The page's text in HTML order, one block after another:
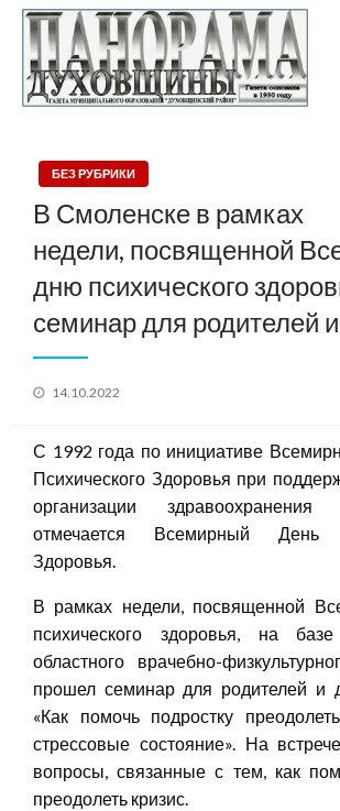
БЕЗ РУБРИКИ
В Смоленске в рамках
недели, посвященной
дню психического
семинар для родителей
Posted
14.10.2022
С 1992 года по инициативе
Психического Здоровья при
организации
отмечается Всемирный День
Здоровья.
В рамках недели, посвященной
психического здоровья, на
областного врачебно-
прошел семинар для родителей и
«Как помочь подростку
стрессовые состояние». На
вопросы, связанные с тем, как
преодолеть кризис.